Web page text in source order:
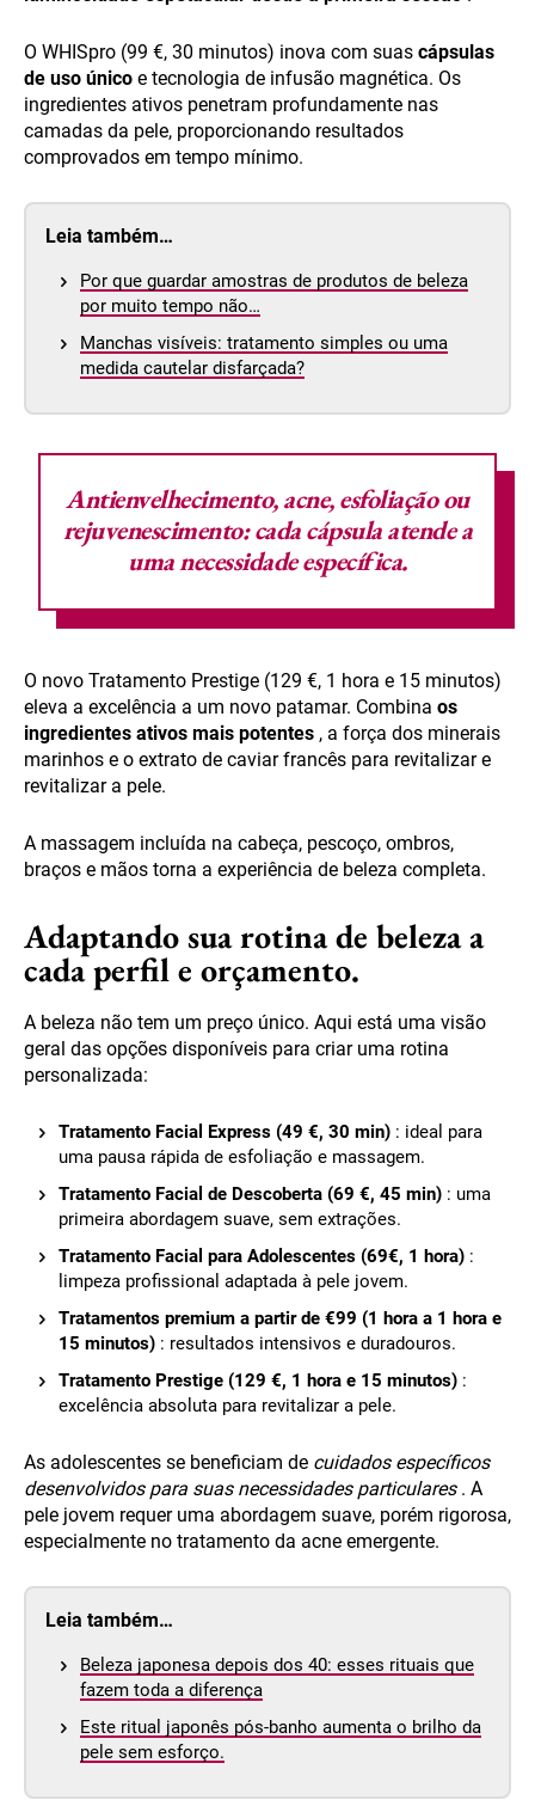
O WHISpro (99 €, 30 minutos) inova com suas cápsulas
de uso único e tecnologia de infusão magnética. Os
ingredientes ativos penetram profundamente nas
camadas da pele, proporcionando resultados
comprovados em tempo mínimo.
Leia também…
Por que guardar amostras de produtos de beleza
por muito tempo não…
Manchas visíveis: tratamento simples ou uma
medida cautelar disfarçada?
Antienvelhecimento, acne, esfoliação ou
rejuvenescimento: cada cápsula atende a
uma necessidade específica.
O novo Tratamento Prestige (129 €, 1 hora e 15 minutos)
eleva a excelência a um novo patamar. Combina os
ingredientes ativos mais potentes , a força dos minerais
marinhos e o extrato de caviar francês para revitalizar e
revitalizar a pele.
A massagem incluída na cabeça, pescoço, ombros,
braços e mãos torna a experiência de beleza completa.
Adaptando sua rotina de beleza a
cada perfil e orçamento.
A beleza não tem um preço único. Aqui está uma visão
geral das opções disponíveis para criar uma rotina
personalizada:
Tratamento Facial Express (49 €, 30 min) : ideal para
uma pausa rápida de esfoliação e massagem.
Tratamento Facial de Descoberta (69 €, 45 min) : uma
primeira abordagem suave, sem extrações.
Tratamento Facial para Adolescentes (69€, 1 hora) :
limpeza profissional adaptada à pele jovem.
Tratamentos premium a partir de €99 (1 hora a 1 hora e
15 minutos) : resultados intensivos e duradouros.
Tratamento Prestige (129 €, 1 hora e 15 minutos) :
excelência absoluta para revitalizar a pele.
As adolescentes se beneficiam de cuidados específicos
desenvolvidos para suas necessidades particulares. A
pele jovem requer uma abordagem suave, porém rigorosa,
especialmente no tratamento da acne emergente.
Leia também…
Beleza japonesa depois dos 40: esses rituais que
fazem toda a diferença
Este ritual japonês pós-banho aumenta o brilho da
pele sem esforço.